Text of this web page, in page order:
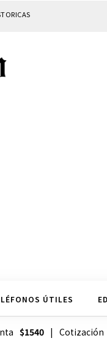
ÚTILES
$1540| Cotización